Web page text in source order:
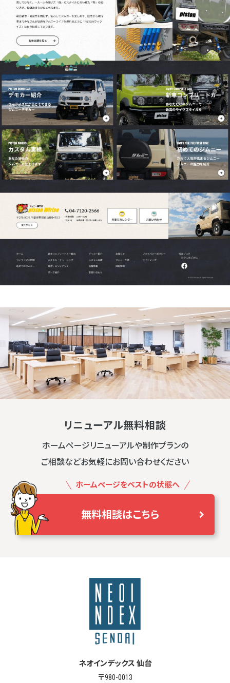
リニューアル無料相談
ホームページリニューアルや制作プランの
ご相談などお気軽にお問い合わせください
ホームページをベストの状態へ
無料相談はこちら
ネオインデックス 仙台
〒980-0013